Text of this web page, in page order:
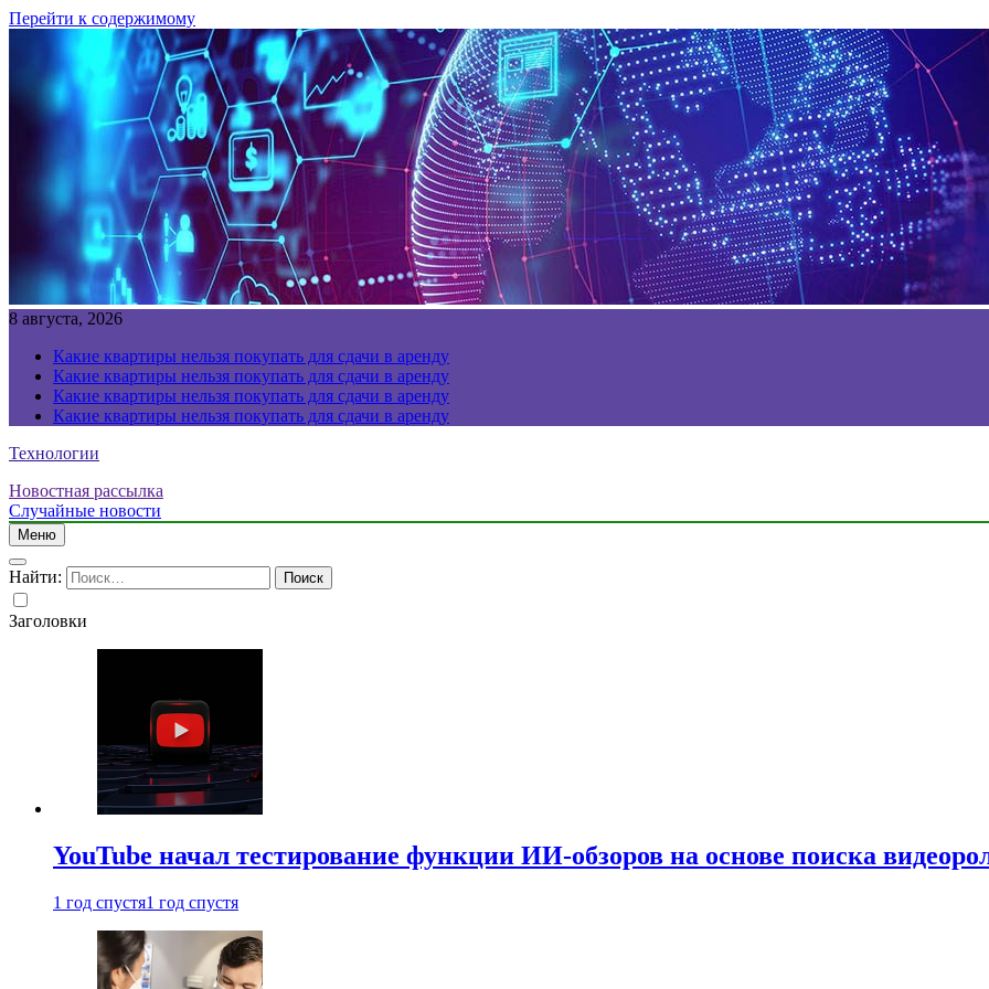
Перейти к содержимому
8 августа, 2026
Какие квартиры нельзя покупать для сдачи в аренду
Какие квартиры нельзя покупать для сдачи в аренду
Какие квартиры нельзя покупать для сдачи в аренду
Какие квартиры нельзя покупать для сдачи в аренду
Технологии
Новостная рассылка
Случайные новости
Меню
Найти:
Заголовки
YouTube начал тестирование функции ИИ-обзоров на основе поиска
1 год спустя1 год спустя